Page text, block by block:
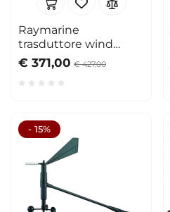
Raymarine
trasduttore wind
rotavecta
€ 371,00 € 427,00
- 15%